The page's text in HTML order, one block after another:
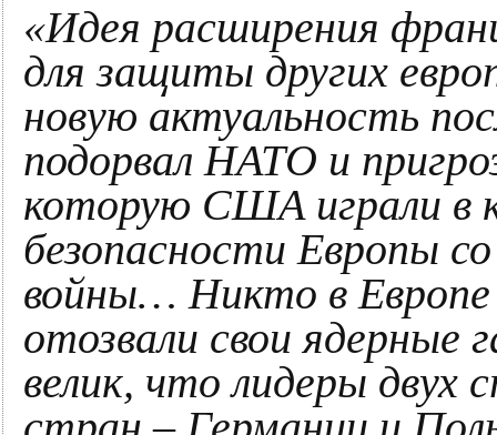
«Идея расширения
для защиты других
новую актуальность
подорвал НАТО и
которую США играли в
безопасности Европы
войны… Никто в
отозвали свои ядерные
велик, что лидеры двух